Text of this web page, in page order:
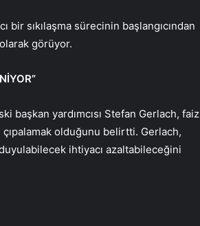
bir sıkılaşma sürecinin başlangıcından
görüyor.
başkan yardımcısı Stefan Gerlach, faiz
çıpalamak olduğunu belirtti. Gerlach,
ihtiyacı azaltabileceğini